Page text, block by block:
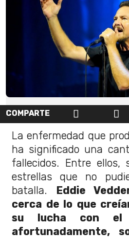
COMPARTE
La enfermedad que
ha significado una
fallecidos. Entre ellos,
estrellas que no
batalla. Eddie
cerca de lo que
su lucha con el
afortunadamente,